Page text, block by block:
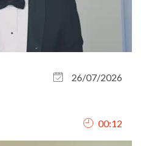
26/07/2026
00:12